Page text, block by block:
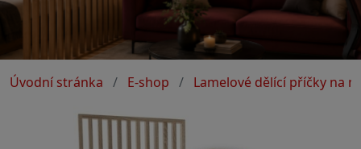
Úvodní stránka E-shop Lamelové dělící příčky na